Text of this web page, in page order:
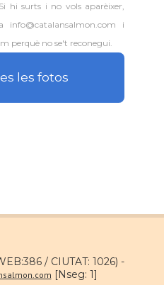
hi surts i no vols aparèixer,
i
perquè no se't reconegui.
les fotos
/ CIUTAT: 1026) -
[Nseg: 1]